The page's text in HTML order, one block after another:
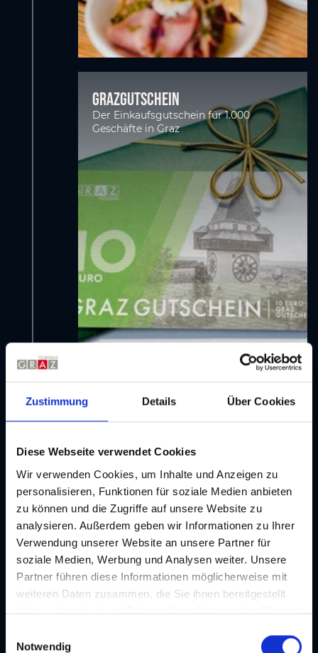
Zustimmung Details Über Cookies
Diese Webseite verwendet Cookies
Wir verwenden Cookies, um Inhalte und Anzeigen zu
personalisieren, Funktionen für soziale Medien anbieten
zu können und die Zugriffe auf unsere Website zu
analysieren. Außerdem geben wir Informationen zu Ihrer
Verwendung unserer Website an unsere Partner für
soziale Medien, Werbung und Analysen weiter. Unsere
Partner führen diese Informationen möglicherweise mit
weiteren Daten zusammen, die Sie ihnen bereitgestellt
haben oder die sie im Rahmen Ihrer Nutzung der Dienste
an Dritte weitergegeben und an Dritte in Ländern, in
Notwendig
01
02
03
04
GrazGutschein
Der Einkaufsgutschein für 1.000
Geschäfte in Graz
Alle Infos über die
04. GRAZ
Offizielles Tourismusportal der
Stadt Graz